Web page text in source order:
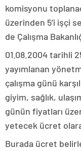
komisyonu
üzerinden 5’i işçi
de Çalışma
01.08.2004 tarihli
yayımlanan
çalışma günü
giyim, sağlık,
günün fiyatları
yetecek ücret
Burada ücret